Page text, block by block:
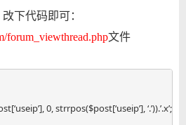
下代码即可：
forum_viewthread.php文件
0, strrpos($post[‘useip’], ‘.’)).’.x’;